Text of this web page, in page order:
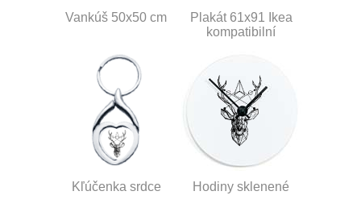
Vankúš 50x50 cm
Plakát 61x91 Ikea
kompatibilní
Kľúčenka srdce Hodiny sklenené